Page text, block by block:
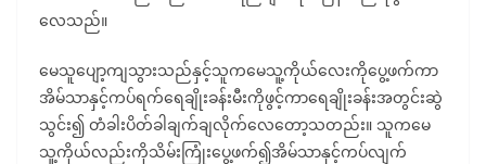
လေသည်။
မေသူပျော့ကျသွားသည်နှင့်သူကမေသူ့ကိုယ်လေးကိုပွေ့ဖက်ကာ
အိမ်သာနှင့်ကပ်ရက်ရေချိုးခန်းမီးကိုဖွင့်ကာရေချိုးခန်းအတွင်းဆွဲ
သွင်း၍ တံခါးပိတ်ခါချက်ချလိုက်လေတော့သတည်း။ သူကမေ
သူ့ကိုယ်လည်းကိုသိမ်းကြုံးပွေ့ဖက်၍အိမ်သာနှင့်ကပ်လျက်